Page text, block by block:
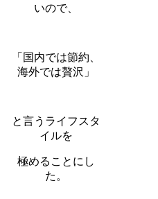
いので、
「国内では節約、
海外では贅沢」
と言うライフスタ
イルを
極めることにし
た。